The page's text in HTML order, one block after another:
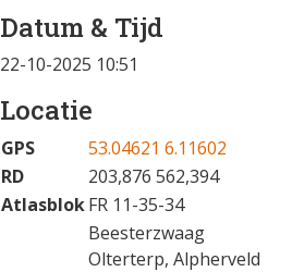
Datum & Tijd
22-10-2025 10:51
Locatie
GPS
53.04621 6.11602
RD
203,876 562,394
AtlasblokFR 11-35-34
Beesterzwaag
Olterterp, Alpherveld